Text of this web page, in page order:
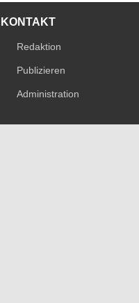
KONTAKT
Redaktion
Publizieren
Administration